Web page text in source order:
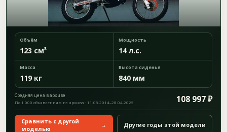
Объём
123 см³
Мощность
14 л.с.
Масса
119 кг
Высота сиденья
840 мм
Средняя цена в архиве 108 997 ₽
По 1 000 объявлениям из архива · 11.08.2014–28.04.2025
Сравнить с другой
моделью
→ Другие годы этой модели